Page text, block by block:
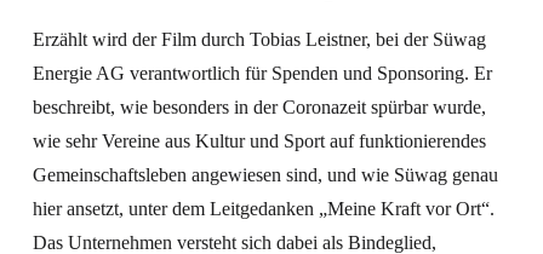
Erzählt wird der Film durch Tobias Leistner, bei der Süwag
Energie AG verantwortlich für Spenden und Sponsoring. Er
beschreibt, wie besonders in der Coronazeit spürbar wurde,
wie sehr Vereine aus Kultur und Sport auf funktionierendes
Gemeinschaftsleben angewiesen sind, und wie Süwag genau
hier ansetzt, unter dem Leitgedanken „Meine Kraft vor Ort“.
Das Unternehmen versteht sich dabei als Bindeglied,